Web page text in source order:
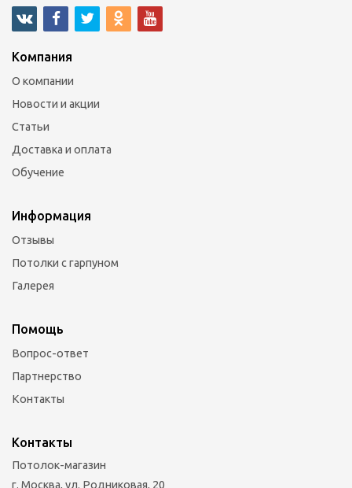
Компания
О компании
Новости и акции
Статьи
Доставка и оплата
Обучение
Информация
Отзывы
Потолки с гарпуном
Галерея
Помощь
Вопрос-ответ
Партнерство
Контакты
Контакты
Потолок-магазин
г. Москва, ул. Родниковая, 20